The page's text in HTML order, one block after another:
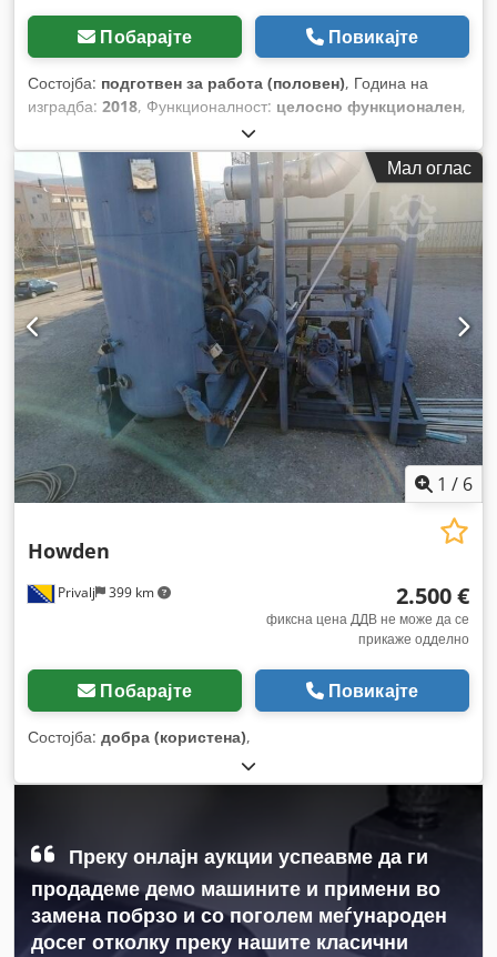
Побарајте Повикајте
Состојба: подготвен за работа (половен), Година на
изградба: 2018, Функционалност: целосно функционален,
, празна тежина:
фреквенција:50 Hz,
Мал оглас
1 / 6
Privalj 399 km
Howden
2.500 €
фиксна цена ДДВ не може да се
прикаже одделно
Побарајте Повикајте
Состојба: добра (користена),
Преку онлајн аукции успеавме да ги
продадеме демо машините и примени во
замена побрзо и со поголем меѓународен
досег отколку преку нашите класични